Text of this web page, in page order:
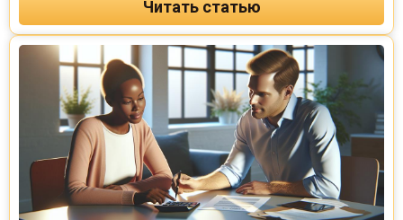
Читать статью